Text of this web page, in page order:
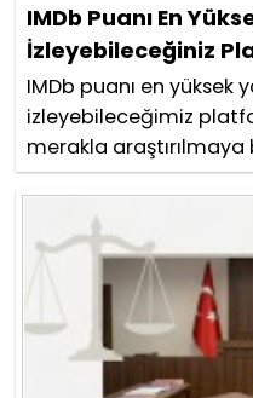
IMDb Puanı En
İzleyebileceğiniz
IMDb puanı en yüksek
izleyebileceğimiz
merakla araştırılmaya